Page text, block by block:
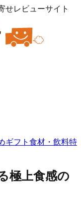
せレビューサイト
ギフト 食材・飲料特
極上食感の